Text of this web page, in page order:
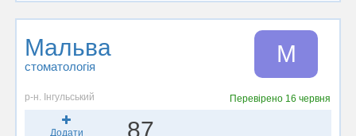
Мальва
стоматологія М
р-н. Інгульський Перевірено 16 червня
Додати
87